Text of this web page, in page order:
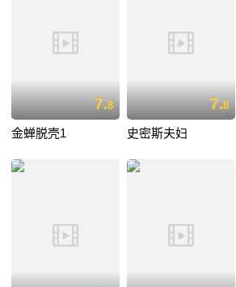
7.8
金蝉脱壳1
7.8
史密斯夫妇